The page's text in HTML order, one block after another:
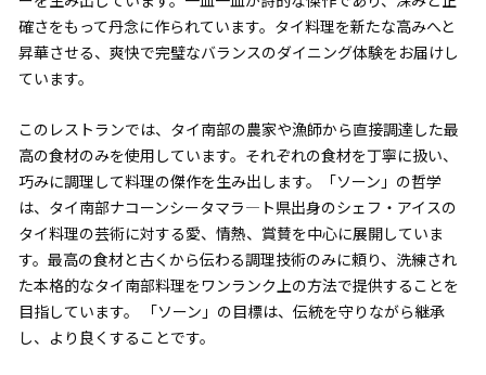
確さをもって丹念に作られています。タイ料理を新たな高みへと
昇華させる、爽快で完璧なバランスのダイニング体験をお届けし
ています。
このレストランでは、タイ南部の農家や漁師から直接調達した最
高の食材のみを使用しています。それぞれの食材を丁寧に扱い、
巧みに調理して料理の傑作を生み出します。「ソーン」の哲学
は、タイ南部ナコーンシータマラ―ト県出身のシェフ・アイスの
タイ料理の芸術に対する愛、情熱、賞賛を中心に展開していま
す。最高の食材と古くから伝わる調理技術のみに頼り、洗練され
た本格的なタイ南部料理をワンランク上の方法で提供することを
目指しています。 「ソーン」の目標は、伝統を守りながら継承
し、より良くすることです。